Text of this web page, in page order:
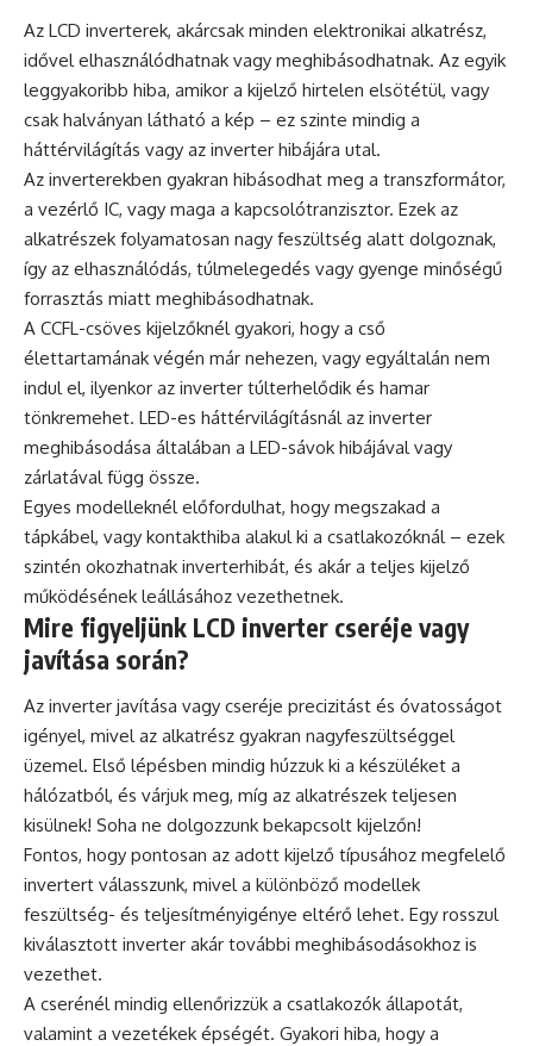
Az LCD inverterek, akárcsak minden elektronikai alkatrész,
idővel elhasználódhatnak vagy meghibásodhatnak. Az egyik
leggyakoribb hiba, amikor a kijelző hirtelen elsötétül, vagy
csak halványan látható a kép – ez szinte mindig a
háttérvilágítás vagy az inverter hibájára utal.
Az inverterekben gyakran hibásodhat meg a transzformátor,
a vezérlő IC, vagy maga a kapcsolótranzisztor. Ezek az
alkatrészek folyamatosan nagy feszültség alatt dolgoznak,
így az elhasználódás, túlmelegedés vagy gyenge minőségű
forrasztás miatt meghibásodhatnak.
A CCFL-csöves kijelzőknél gyakori, hogy a cső
élettartamának végén már nehezen, vagy egyáltalán nem
indul el, ilyenkor az inverter túlterhelődik és hamar
tönkremehet. LED-es háttérvilágításnál az inverter
meghibásodása általában a LED-sávok hibájával vagy
zárlatával függ össze.
Egyes modelleknél előfordulhat, hogy megszakad a
tápkábel, vagy kontakthiba alakul ki a csatlakozóknál – ezek
szintén okozhatnak inverterhibát, és akár a teljes kijelző
működésének leállásához vezethetnek.
Mire figyeljünk LCD inverter cseréje vagy
javítása során?
Az inverter javítása vagy cseréje precizitást és óvatosságot
igényel, mivel az alkatrész gyakran nagyfeszültséggel
üzemel. Első lépésben mindig húzzuk ki a készüléket a
hálózatból, és várjuk meg, míg az alkatrészek teljesen
kisülnek! Soha ne dolgozzunk bekapcsolt kijelzőn!
Fontos, hogy pontosan az adott kijelző típusához megfelelő
invertert válasszunk, mivel a különböző modellek
feszültség- és teljesítményigénye eltérő lehet. Egy rosszul
kiválasztott inverter akár további meghibásodásokhoz is
vezethet.
A cserénél mindig ellenőrizzük a csatlakozók állapotát,
valamint a vezetékek épségét. Gyakori hiba, hogy a